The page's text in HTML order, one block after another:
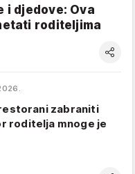
i djedove: Ova
roditeljima
zabraniti
roditelja mnoge je